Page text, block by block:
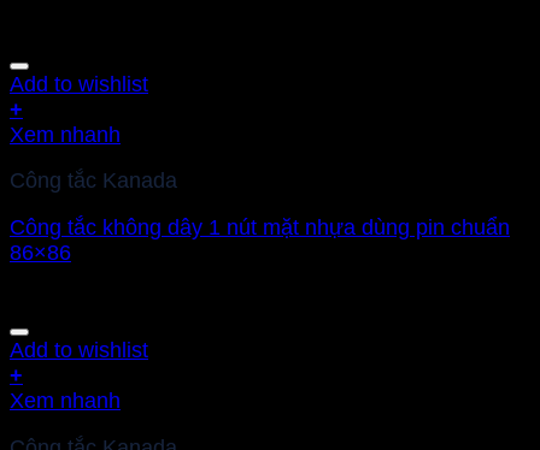
Add to wishlist
+
Xem nhanh
Công tắc Kanada
Công tắc không dây 1 nút mặt nhựa dùng pin chuẩn
86×86
Add to wishlist
+
Xem nhanh